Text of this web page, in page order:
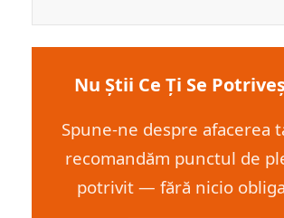
Nu Știi Ce Ți Se
Spune-ne despre afacerea
recomandăm punctul de
potrivit — fără nicio